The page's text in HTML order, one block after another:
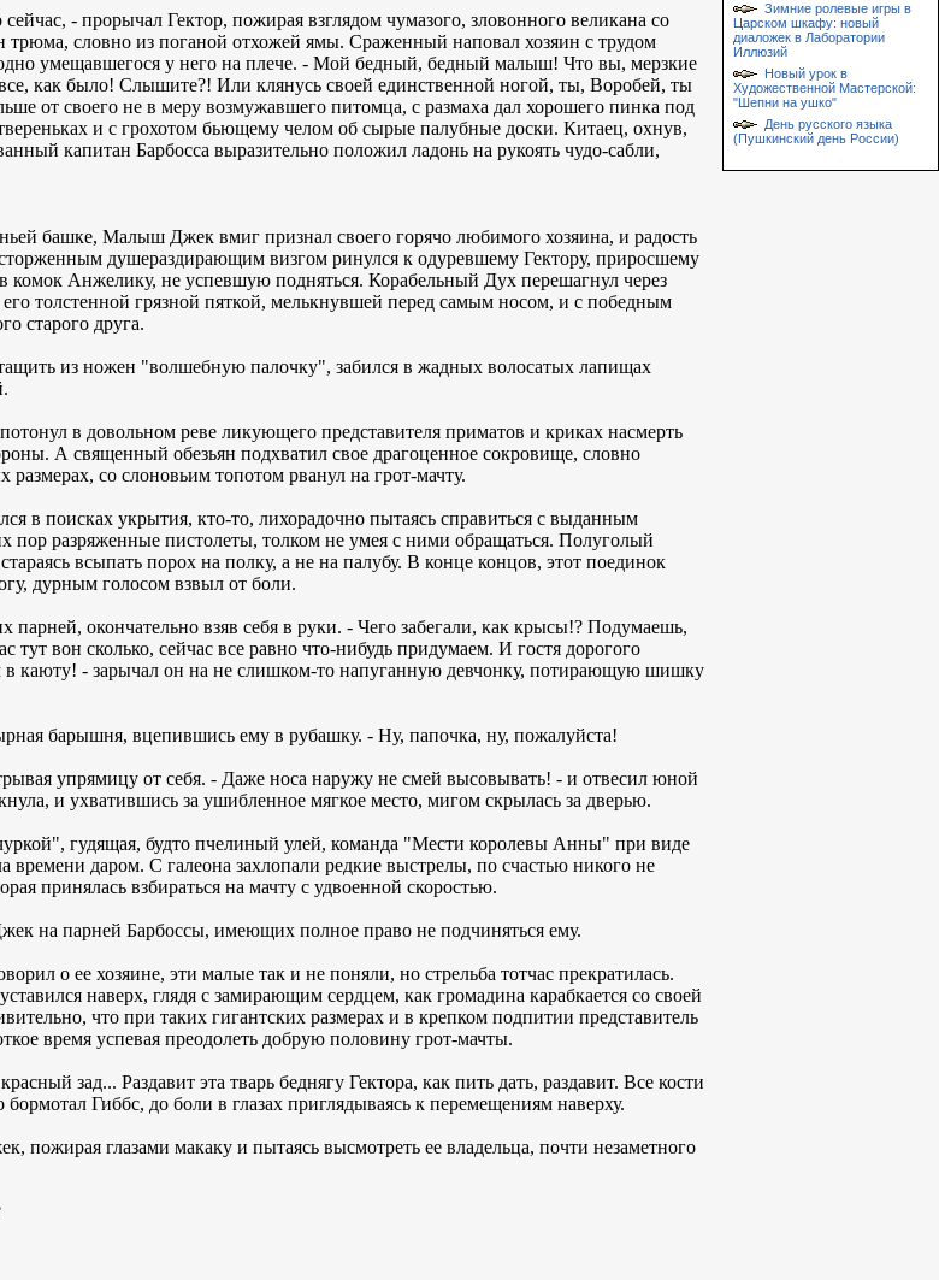
- прорычал Гектор, пожирая взглядом чумазого, зловонного великана со
словно из поганой отхожей ямы. Сраженный наповал хозяин с трудом
умещавшегося у него на плече. - Мой бедный, бедный малыш! Что вы, мерзкие
как было! Слышите?! Или клянусь своей единственной ногой, ты, Воробей, ты
от своего не в меру возмужавшего питомца, с размаха дал хорошего пинка под
и с грохотом бьющему челом об сырые палубные доски. Китаец, охнув,
капитан Барбосса выразительно положил ладонь на рукоять чудо-сабли,
башке, Малыш Джек вмиг признал своего горячо любимого хозяина, и радость
душераздирающим визгом ринулся к одуревшему Гектору, приросшему
комок Анжелику, не успевшую подняться. Корабельный Дух перешагнул через
его толстенной грязной пяткой, мелькнувшей перед самым носом, и с победным
старого друга.
из ножен "волшебную палочку", забился в жадных волосатых лапищах
в довольном реве ликующего представителя приматов и криках насмерть
А священный обезьян подхватил свое драгоценное сокровище, словно
со слоновьим топотом рванул на грот-мачту.
в поисках укрытия, кто-то, лихорадочно пытаясь справиться с выданным
пор разряженные пистолеты, толком не умея с ними обращаться. Полуголый
всыпать порох на полку, а не на палубу. В конце концов, этот поединок
дурным голосом взвыл от боли.
окончательно взяв себя в руки. - Чего забегали, как крысы!? Подумаешь,
тут вон сколько, сейчас все равно что-нибудь придумаем. И гостя дорогого
каюту! - зарычал он на не слишком-то напуганную девчонку, потирающую шишку
барышня, вцепившись ему в рубашку. - Ну, папочка, ну, пожалуйста!
упрямицу от себя. - Даже носа наружу не смей высовывать! - и отвесил юной
и ухватившись за ушибленное мягкое место, мигом скрылась за дверью.
гудящая, будто пчелиный улей, команда "Мести королевы Анны" при виде
времени даром. С галеона захлопали редкие выстрелы, по счастью никого не
принялась взбираться на мачту с удвоенной скоростью.
на парней Барбоссы, имеющих полное право не подчиняться ему.
о ее хозяине, эти малые так и не поняли, но стрельба тотчас прекратилась.
наверх, глядя с замирающим сердцем, как громадина карабкается со своей
что при таких гигантских размерах и в крепком подпитии представитель
время успевая преодолеть добрую половину грот-мачты.
зад... Раздавит эта тварь беднягу Гектора, как пить дать, раздавит. Все кости
Гиббс, до боли в глазах приглядываясь к перемещениям наверху.
пожирая глазами макаку и пытаясь высмотреть ее владельца, почти незаметного
Зимние ролевые игры в
Царском шкафу: новый
диаложек в Лаборатории
Иллюзий
Новый урок в
Художественной Мастерской:
"Шепни на ушко"
День русского языка
(Пушкинский день России)